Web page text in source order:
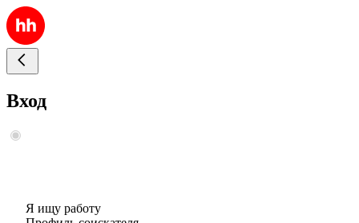
Вход
Я ищу работу